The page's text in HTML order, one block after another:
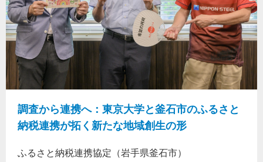
調査から連携へ：東京大学と釜石市のふるさと
納税連携が拓く新たな地域創生の形
ふるさと納税連携協定（岩手県釜石市）